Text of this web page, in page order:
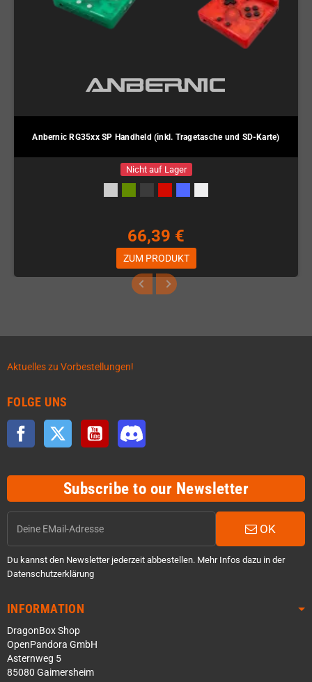
Anbernic RG35xx SP Handheld (inkl. Tragetasche und SD-Karte)
Nicht auf Lager
66,39 €
ZUM PRODUKT
Aktuelles zu Vorbestellungen!
FOLGE UNS
Facebook Twitter YouTube
Subscribe to our Newsletter
OK
Du kannst den Newsletter jederzeit abbestellen. Mehr Infos dazu in der
Datenschutzerklärung
INFORMATION
DragonBox Shop
OpenPandora GmbH
Asternweg 5
85080 Gaimersheim